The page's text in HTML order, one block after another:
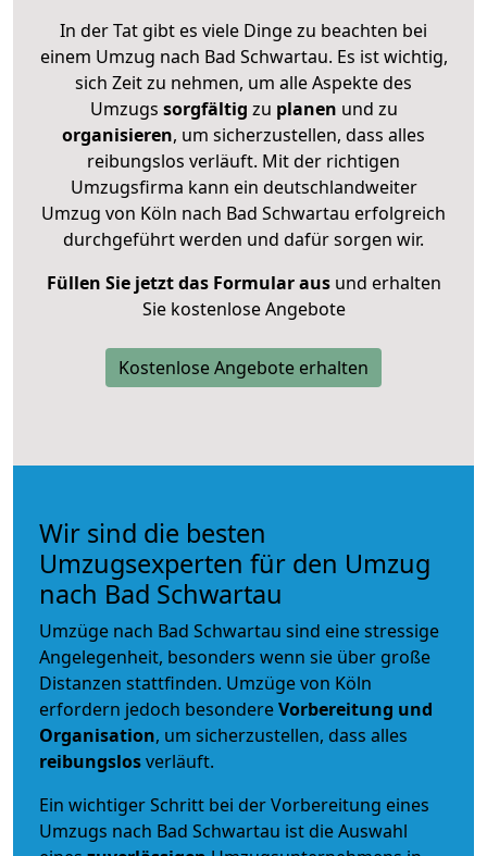
In der Tat gibt es viele Dinge zu beachten bei
einem Umzug nach Bad Schwartau. Es ist wichtig,
sich Zeit zu nehmen, um alle Aspekte des
Umzugs sorgfältig zu planen und zu
organisieren, um sicherzustellen, dass alles
reibungslos verläuft. Mit der richtigen
Umzugsfirma kann ein deutschlandweiter
Umzug von Köln nach Bad Schwartau erfolgreich
durchgeführt werden und dafür sorgen wir.
Füllen Sie jetzt das Formular ausund erhalten
Sie kostenlose Angebote
Kostenlose Angebote erhalten
Wir sind die besten
Umzugsexperten für den Umzug
nach Bad Schwartau
Umzüge nach Bad Schwartau sind eine stressige
Angelegenheit, besonders wenn sie über große
Distanzen stattfinden. Umzüge von Köln
erfordern jedoch besondereVorbereitung und
Organisation, um sicherzustellen, dass alles
reibungslosverläuft.
Ein wichtiger Schritt bei der Vorbereitung eines
Umzugs nach Bad Schwartau ist die Auswahl